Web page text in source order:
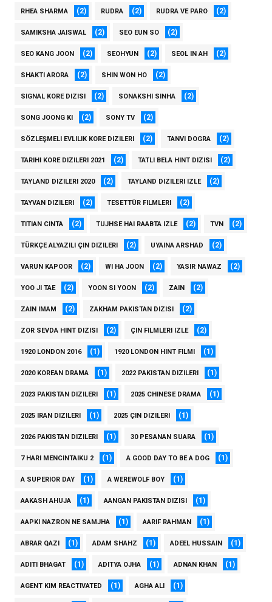
RHEA SHARMA (2) RUDRA (2) RUDRA VE PARO (2)
SAMIKSHA JAISWAL (2) SEO EUN SO (2)
SEO KANG JOON (2) SEOHYUN (2) SEOL IN AH (2)
SHAKTI ARORA (2) SHIN WON HO (2)
SIGNAL KORE DIZISI (2) SONAKSHI SINHA (2)
SONG JOONG KI (2) SONY TV (2)
SÖZLEŞMELI EVLILIK KORE DIZILERI (2) TANVI DOGRA (2)
TARIHI KORE DIZILERI 2021 (2) TATLI BELA HINT DIZISI (2)
TAYLAND DIZILERI 2020 (2) TAYLAND DIZILERI IZLE (2)
TAYVAN DIZILERI (2) TESETTÜR FILMLERI (2)
TITIAN CINTA (2) TUJHSE HAI RAABTA IZLE (2) TVN (2)
TÜRKÇE ALYAZILI ÇIN DIZILERI (2) UYAINA ARSHAD (2)
VARUN KAPOOR (2) WI HA JOON (2) YASIR NAWAZ (2)
YOO JI TAE (2) YOON SI YOON (2) ZAIN (2)
ZAIN IMAM (2) ZAKHAM PAKISTAN DIZISI (2)
ZOR SEVDA HINT DIZISI (2) ÇIN FILMLERI IZLE (2)
1920 LONDON 2016 (1) 1920 LONDON HINT FILMI (1)
2020 KOREAN DRAMA (1) 2022 PAKISTAN DIZILERI (1)
2023 PAKISTAN DIZILERI (1) 2025 CHINESE DRAMA (1)
2025 IRAN DIZILERI (1) 2025 ÇIN DIZILERI (1)
2026 PAKISTAN DIZILERI (1) 30 PESANAN SUARA (1)
7 HARI MENCINTAIKU 2 (1) A GOOD DAY TO BE A DOG (1)
A SUPERIOR DAY (1) A WEREWOLF BOY (1)
AAKASH AHUJA (1) AANGAN PAKISTAN DIZISI (1)
AAPKI NAZRON NE SAMJHA (1) AARIF RAHMAN (1)
ABRAR QAZI (1) ADAM SHAHZ (1) ADEEL HUSSAIN (1)
ADITI BHAGAT (1) ADITYA OJHA (1) ADNAN KHAN (1)
AGENT KIM REACTIVATED (1) AGHA ALI (1)